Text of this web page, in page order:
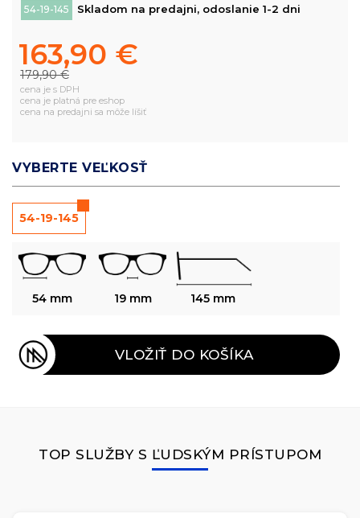
54-19-145 Skladom na predajni, odoslanie 1-2 dni
163,90 €
179,90 €
cena je s DPH
cena je platná pre eshop
cena na predajni sa môže líšiť
VYBERTE VEĽKOSŤ
54-19-145
54 mm 19 mm 145 mm
VLOŽIŤ DO KOŠÍKA
TOP SLUŽBY S ĽUDSKÝM PRÍSTUPOM